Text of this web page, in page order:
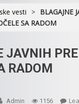
vesti > BLAGAJNE
SA RADOM
JAVNIH
RADOM
Admin 1156